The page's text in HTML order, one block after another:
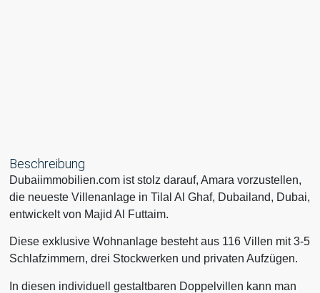
Beschreibung
Dubaiimmobilien.com ist stolz darauf, Amara vorzustellen,
die neueste Villenanlage in Tilal Al Ghaf, Dubailand, Dubai,
entwickelt von Majid Al Futtaim.
Diese exklusive Wohnanlage besteht aus 116 Villen mit 3-5
Schlafzimmern, drei Stockwerken und privaten Aufzügen.
In diesen individuell gestaltbaren Doppelvillen kann man